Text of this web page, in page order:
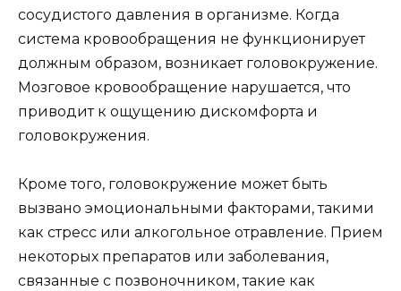
сосудистого давления в организме. Когда
система кровообращения не функционирует
должным образом, возникает головокружение.
Мозговое кровообращение нарушается, что
приводит к ощущению дискомфорта и
головокружения.
Кроме того, головокружение может быть
вызвано эмоциональными факторами, такими
как стресс или алкогольное отравление. Прием
некоторых препаратов или заболевания,
связанные с позвоночником, такие как